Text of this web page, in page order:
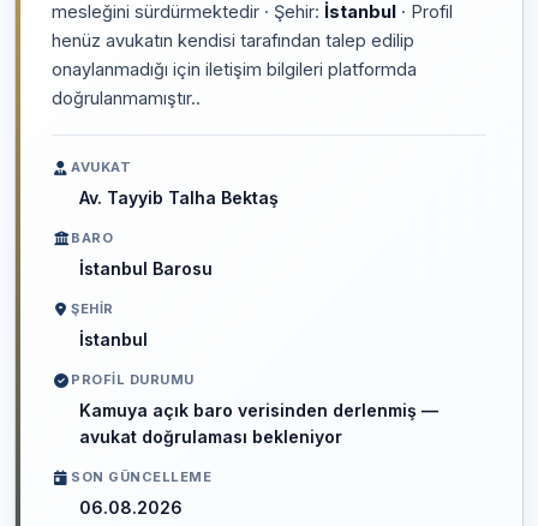
mesleğini sürdürmektedir · Şehir: İstanbul · Profil
henüz avukatın kendisi tarafından talep edilip
onaylanmadığı için iletişim bilgileri platformda
doğrulanmamıştır..
AVUKAT
Av. Tayyib Talha Bektaş
BARO
İstanbul Barosu
ŞEHIR
İstanbul
PROFIL DURUMU
Kamuya açık baro verisinden derlenmiş —
avukat doğrulaması bekleniyor
SON GÜNCELLEME
06.08.2026